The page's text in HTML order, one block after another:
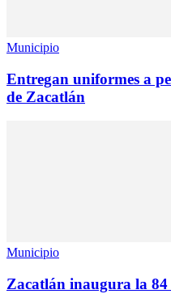
Municipio
Entregan uniformes a
de Zacatlán
Municipio
Zacatlán inaugura la